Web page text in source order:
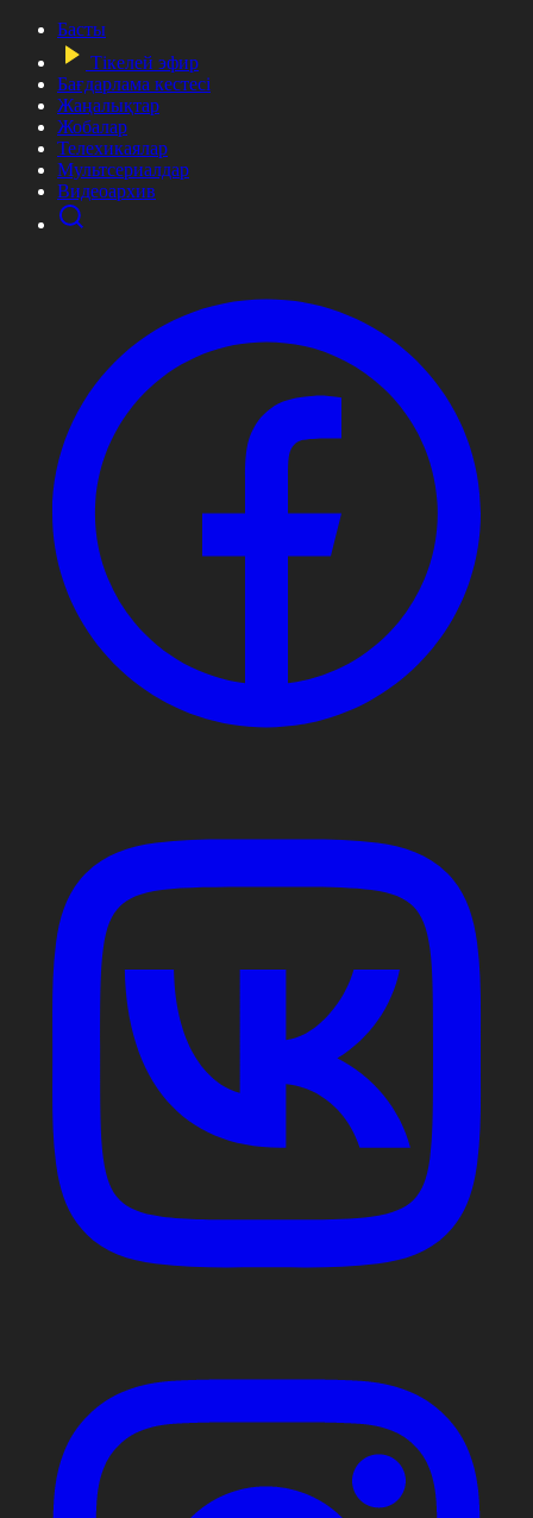
Басты
Тікелей эфир
Бағдарлама кестесі
Жаңалықтар
Жобалар
Телехикаялар
Мультсериалдар
Видеоархив